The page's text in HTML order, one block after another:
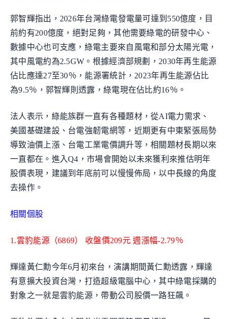
郭智輝指出，2026年台灣綠電發電量可達到550億度，目
前約有200億度，絕對足夠，其他需要綠電的研發中心、
數據中心也可支應，綠電主要來自風電和部分太陽光電，
其中風電約為2.5GW。根據經濟部規劃，2030年再生能源
佔比應達27至30％，能源署統計，2023年再生能源佔比
為9.5％，郭智輝則透露，綠電現在佔比約16％。
法人表示，綠能族群一直有各種題材，從AI電力需求、
美國基礎建設、台電強韌電網等，近期更有中東緊張局勢
導致油價上漲、台電工業電價調升等，相關題材長期以來
一直都在。進入Q4，市場會開始以未來獲利來推估明年
股價表現，建議到年底前可以慢慢佈局，以中長線的角度
去操作。
相關個股
1.雲豹能源（6869） 收盤價209元 週漲幅-2.79％
輝達黃仁勳今年6月初來台，演講期間黃仁勳透露，輝達
有意擴大投資台灣，打造超級電腦中心，其中綠電採購的
對象之一就是雲豹能源，帶動公司股價一路狂飆。